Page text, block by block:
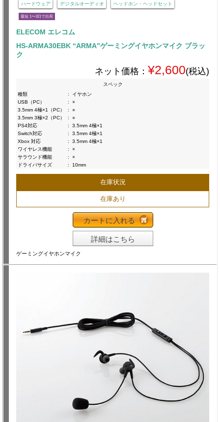
ハードウェア デジタルオーディオ ヘッドホン・ヘッドセット
最短 1〜3日で出荷
ELECOM エレコム
HS-ARMA30EBK “ARMA”ゲーミングイヤホンマイク ブラッ
ク
ネット価格： ¥2,600(税込)
スペック
種類
:
イヤホン
USB（PC）
:
×
3.5mm 4極×1（PC）
:
○
3.5mm 3極×2（PC）
:
○
PS4対応
:
3.5mm 4極×1
Switch対応
:
3.5mm 4極×1
Xbox 対応
:
3.5mm 4極×1
ワイヤレス機能
:
×
サラウンド機能
:
×
ドライバサイズ
: 10mm
在庫状況
在庫あり
カートに入れる
詳細はこちら
ゲーミングイヤホンマイク